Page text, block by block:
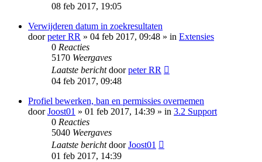
08 feb 2017, 19:05
Verwijderen datum in zoekresultaten
doorpeter RR » 04 feb 2017, 09:48 » in Extensies
0 Reacties
5170 Weergaves
Laatste berichtdoorpeter RR
04 feb 2017, 09:48
Profiel bewerken, ban en permissies overnemen
doorJoost01 » 01 feb 2017, 14:39 » in 3.2 Support
0 Reacties
5040 Weergaves
Laatste berichtdoorJoost01
01 feb 2017, 14:39